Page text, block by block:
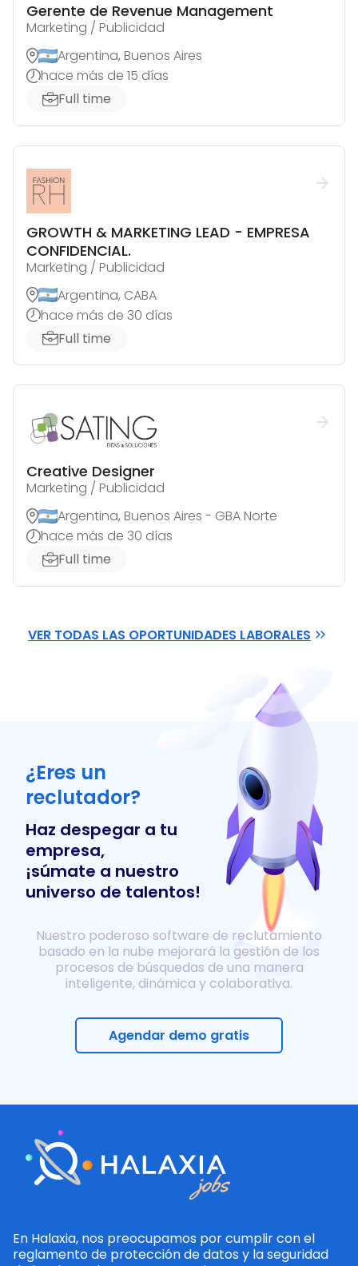
Gerente de Revenue Management
Marketing / Publicidad
Argentina, Buenos Aires
hace más de 15 días
Full time
GROWTH & MARKETING LEAD - EMPRESA
CONFIDENCIAL.
Marketing / Publicidad
Argentina, CABA
hace más de 30 días
Full time
Creative Designer
Marketing / Publicidad
Argentina, Buenos Aires - GBA Norte
hace más de 30 días
Full time
VER TODAS LAS OPORTUNIDADES LABORALES
¿Eres un
reclutador?
Haz despegar a tu
empresa,
¡súmate a nuestro
universo de talentos!
Nuestro poderoso software de reclutamiento
basado en la nube mejorará la gestión de los
procesos de búsquedas de una manera
inteligente, dinámica y colaborativa.
Agendar demo gratis
En Halaxia, nos preocupamos por cumplir con el
reglamento de protección de datos y la seguridad